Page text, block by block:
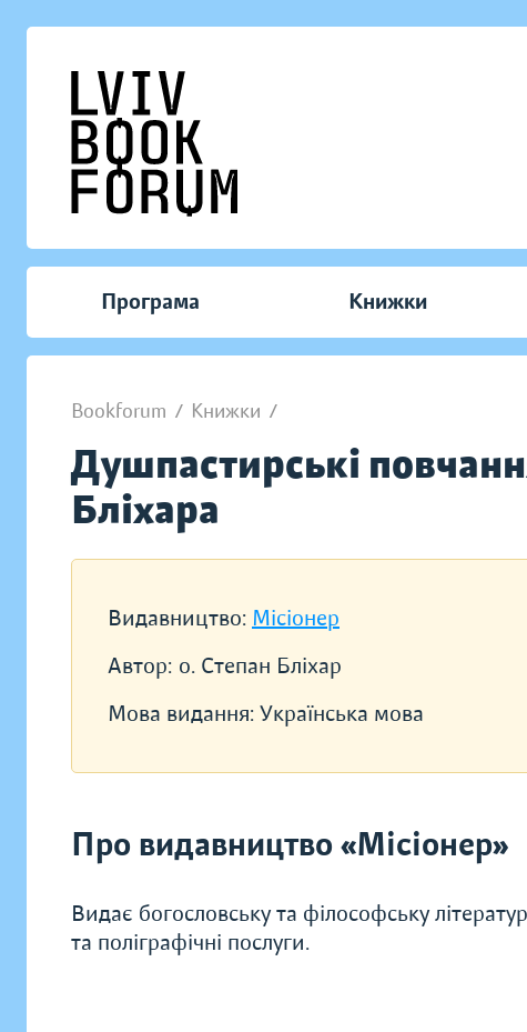
Програма Книжки
Bookforum / Книжки /
Душпастирські
Бліхара
Видавництво: Місіонер
Автор: о. Степан Бліхар
Мова видання: Українська мова
Про видавництво «Місіонер»
Видає богословську та філософську
та поліграфічні послуги.